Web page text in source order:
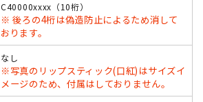
C40000xxxx（10桁）
※ 後ろの4桁は偽造防止によるため消して
おります。
なし
※写真のリップスティック(口紅)はサイズイ
メージのため、付属はしておりません。